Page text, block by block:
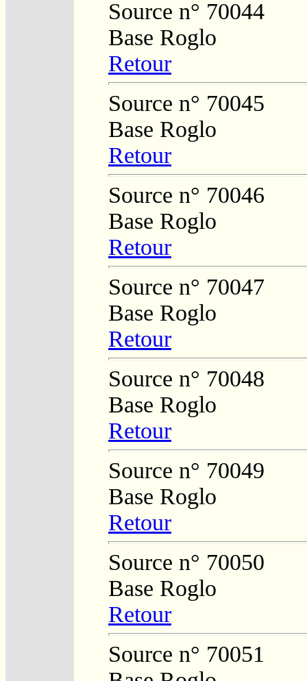
Source n° 70044
Base Roglo
Retour
Source n° 70045
Base Roglo
Retour
Source n° 70046
Base Roglo
Retour
Source n° 70047
Base Roglo
Retour
Source n° 70048
Base Roglo
Retour
Source n° 70049
Base Roglo
Retour
Source n° 70050
Base Roglo
Retour
Source n° 70051